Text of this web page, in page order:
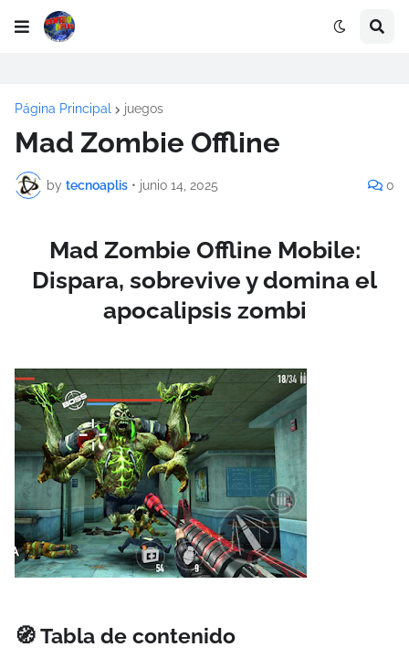
Página Principal juegos
Mad Zombie Offline
by tecnoaplis • junio 14, 2025 0
Mad Zombie Offline Mobile:
Dispara, sobrevive y domina el
apocalipsis zombi
🧭 Tabla de contenido